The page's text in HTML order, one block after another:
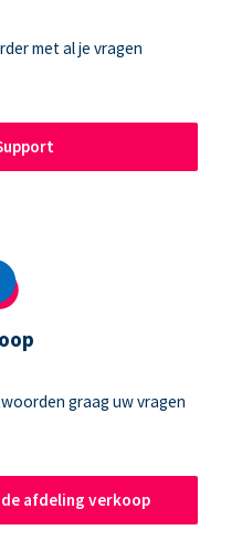
met al je vragen
graag uw vragen
afdeling verkoop